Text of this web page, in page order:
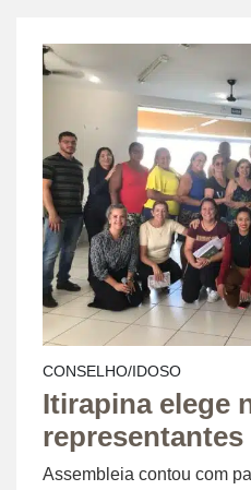
CONSELHO/IDOSO
Itirapina elege
representantes
Assembleia contou com